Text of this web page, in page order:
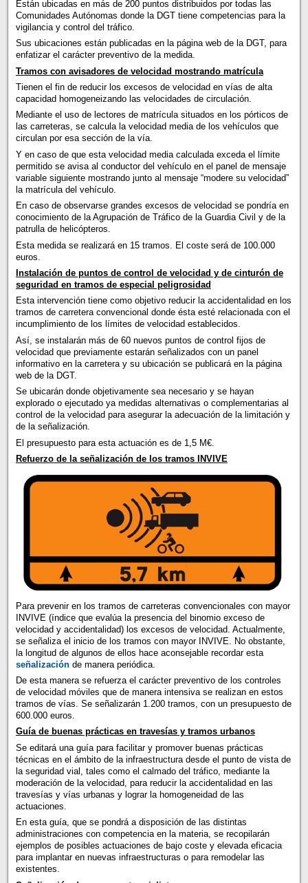
Están ubicadas en más de 200 puntos distribuidos por todas las
Comunidades Autónomas donde la DGT tiene competencias para la
vigilancia y control del tráfico.
Sus ubicaciones están publicadas en la página web de la DGT, para
enfatizar el carácter preventivo de la medida.
Tramos con avisadores de velocidad mostrando matrícula
Tienen el fin de reducir los excesos de velocidad en vías de alta
capacidad homogeneizando las velocidades de circulación.
Mediante el uso de lectores de matrícula situados en los pórticos de
las carreteras, se calcula la velocidad media de los vehículos que
circulan por esa sección de la vía.
Y en caso de que esta velocidad media calculada exceda el límite
permitido se avisa al conductor del vehículo en el panel de mensaje
variable siguiente mostrando junto al mensaje “modere su velocidad”
la matrícula del vehículo.
En caso de observarse grandes excesos de velocidad se pondría en
conocimiento de la Agrupación de Tráfico de la Guardia Civil y de la
patrulla de helicópteros.
Esta medida se realizará en 15 tramos. El coste será de 100.000
euros.
Instalación de puntos de control de velocidad y de cinturón de
seguridad en tramos de especial peligrosidad
Esta intervención tiene como objetivo reducir la accidentalidad en los
tramos de carretera convencional donde ésta esté relacionada con el
incumplimiento de los límites de velocidad establecidos.
Así, se instalarán más de 60 nuevos puntos de control fijos de
velocidad que previamente estarán señalizados con un panel
informativo en la carretera y su ubicación se publicará en la página
web de la DGT.
Se ubicarán donde objetivamente sea necesario y se hayan
explorado o ejecutado ya medidas alternativas o complementarias al
control de la velocidad para asegurar la adecuación de la limitación y
de la señalización.
El presupuesto para esta actuación es de 1,5 M€.
Refuerzo de la señalización de los tramos INVIVE
Para prevenir en los tramos de carreteras convencionales con mayor
INVIVE (índice que evalúa la presencia del binomio exceso de
velocidad y accidentalidad) los excesos de velocidad. Actualmente,
se señaliza el inicio de los tramos con mayor INVIVE. No obstante,
la longitud de algunos de ellos hace aconsejable recordar esta
señalizaciónde manera periódica.
De esta manera se refuerza el carácter preventivo de los controles
de velocidad móviles que de manera intensiva se realizan en estos
tramos de vías. Se señalizarán 1.200 tramos, con un presupuesto de
600.000 euros.
Guía de buenas prácticas en travesías y tramos urbanos
Se editará una guía para facilitar y promover buenas prácticas
técnicas en el ámbito de la infraestructura desde el punto de vista de
la seguridad vial, tales como el calmado del tráfico, mediante la
moderación de la velocidad, para reducir la accidentalidad en las
travesías y vías urbanas y lograr la homogeneidad de las
actuaciones.
En esta guía, que se pondrá a disposición de las distintas
administraciones con competencia en la materia, se recopilarán
ejemplos de posibles actuaciones de bajo coste y elevada eficacia
para implantar en nuevas infraestructuras o para remodelar las
existentes.